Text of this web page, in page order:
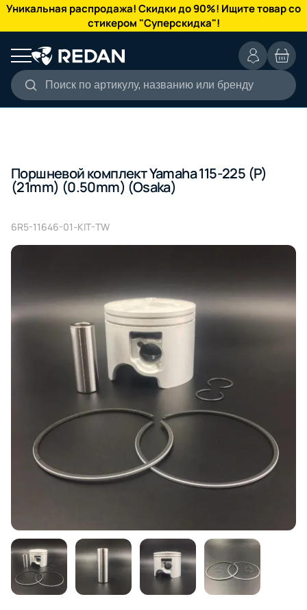
Уникальная распродажа! Скидки до 90%! Ищите товар со
стикером "Суперскидка"!
Поиск по артикулу, названию или бренду
КАТАЛОГ
Поршневой комплект Yamaha 115-225 (P)
(21mm) (0.50mm) (Osaka)
6R5-11646-01-KIT-TW